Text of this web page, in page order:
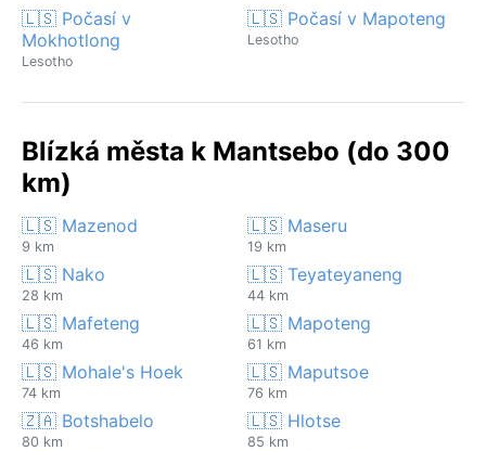
🇱🇸 Počasí v
Mokhotlong
Lesotho
🇱🇸 Počasí v Mapoteng
Lesotho
Blízká města k Mantsebo (do 300
km)
🇱🇸 Mazenod
9 km
🇱🇸 Maseru
19 km
🇱🇸 Nako
28 km
🇱🇸 Teyateyaneng
44 km
🇱🇸 Mafeteng
46 km
🇱🇸 Mapoteng
61 km
🇱🇸 Mohale's Hoek
74 km
🇱🇸 Maputsoe
76 km
🇿🇦 Botshabelo
80 km
🇱🇸 Hlotse
85 km